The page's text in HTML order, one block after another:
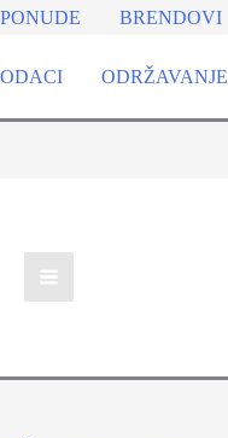
PONUDE BRENDOVI
ODRŽAVANJE